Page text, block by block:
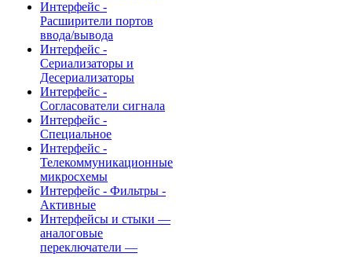
Интерфейс -
Расширители портов
ввода/вывода
Интерфейс -
Сериализаторы и
Десериализаторы
Интерфейс -
Согласователи сигнала
Интерфейс -
Специальное
Интерфейс -
Телекоммуникационные
микросхемы
Интерфейс - Фильтры -
Активные
Интерфейсы и стыки —
аналоговые
переключатели —